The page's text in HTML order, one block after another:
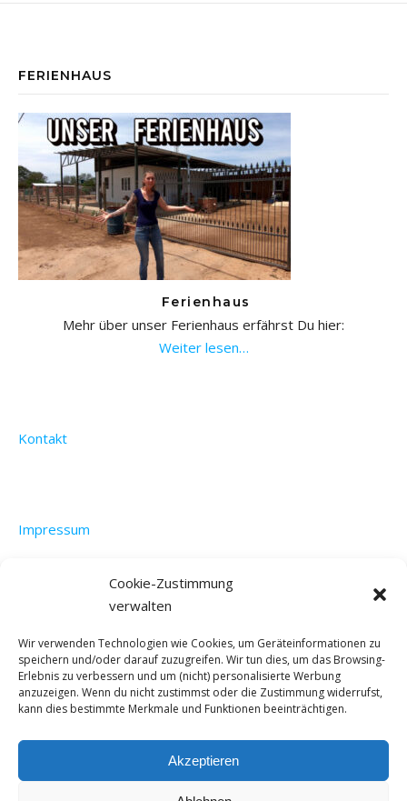
Cookie-Zustimmung
verwalten
Wir verwenden Technologien wie Cookies, um Geräteinformationen zu
speichern und/oder darauf zuzugreifen. Wir tun dies, um das Browsing-
Erlebnis zu verbessern und um (nicht) personalisierte Werbung
anzuzeigen. Wenn du nicht zustimmst oder die Zustimmung widerrufst,
kann dies bestimmte Merkmale und Funktionen beeinträchtigen.
Akzeptieren
FERIENHAUS
Ferienhaus
Mehr über unser Ferienhaus erfährst Du hier:
Weiter lesen…
Kontakt
Impressum
©4feets2paraguay 2022 - All Rights Reserved. |